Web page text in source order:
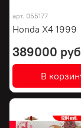
арт. 055177
Honda X4 1999
389000 руб
В